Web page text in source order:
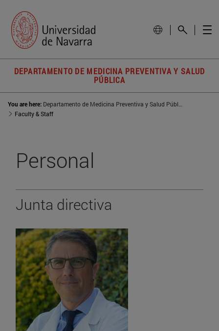
DEPARTAMENTO DE MEDICINA PREVENTIVA Y SALUD
PÚBLICA
You are here:
Faculty & Staff
Personal
Junta directiva